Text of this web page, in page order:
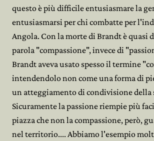
questo è più difficile entusiasmare la
entusiasmarsi per chi combatte per
Angola. Con la morte di Brandt è quasi
parola "compassione", invece di
Brandt aveva usato spesso il termine
intendendolo non come una forma di
un atteggiamento di condivisione della
Sicuramente la passione riempie più
piazza che non la compassione, però,
nel territorio.... Abbiamo l'esempio